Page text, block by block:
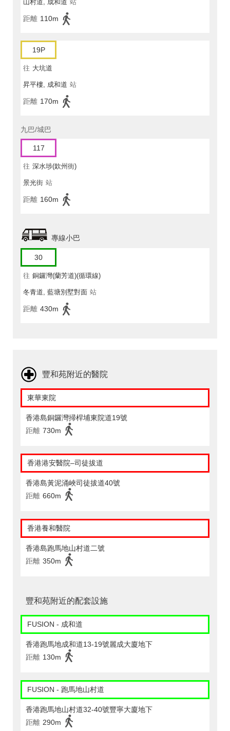
山村道, 成和道 站
距離 110m
19P
往 大坑道
昇平樓, 成和道 站
距離 170m
九巴/城巴
117
往 深水埗(欽州街)
景光街 站
距離 160m
專線小巴
30
往 銅鑼灣(蘭芳道)(循環線)
冬青道, 藍塘別墅對面 站
距離 430m
豐和苑附近的醫院
東華東院
香港島銅鑼灣掃桿埔東院道19號
距離 730m
香港港安醫院–司徒拔道
香港島黃泥涌峽司徒拔道40號
距離 660m
香港養和醫院
香港島跑馬地山村道二號
距離 350m
豐和苑附近的配套設施
FUSION - 成和道
香港跑馬地成和道13-19號麗成大廈地下
距離 130m
FUSION - 跑馬地山村道
香港跑馬地山村道32-40號豐寧大廈地下
距離 290m